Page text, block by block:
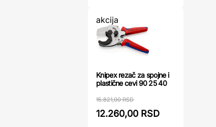
akcija
Knipex rezač za spojne i
plastične cevi 90 25 40
15.821,00 RSD
12.260,00 RSD